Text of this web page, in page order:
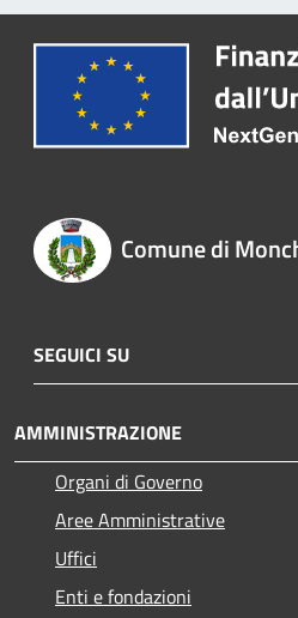
Comune di
SEGUICI SU
AMMINISTRAZIONE
Organi di Governo
Aree Amministrative
Uffici
Enti e fondazioni